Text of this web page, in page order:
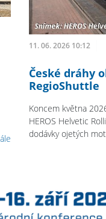
11. 06. 2026 10:12
České dráhy
RegioShuttle
Koncem května
HEROS Helvetic
dodávky ojetých